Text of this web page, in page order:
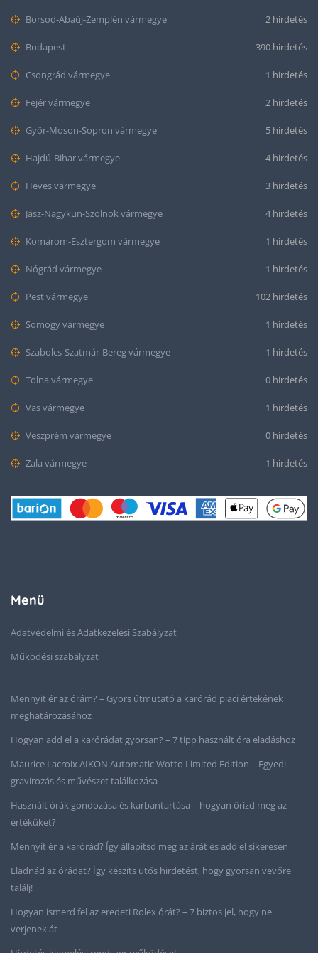
Borsod-Abaúj-Zemplén vármegye 2 hirdetés
Budapest 390 hirdetés
Csongrád vármegye 1 hirdetés
Fejér vármegye 2 hirdetés
Győr-Moson-Sopron vármegye 5 hirdetés
Hajdú-Bihar vármegye 4 hirdetés
Heves vármegye 3 hirdetés
Jász-Nagykun-Szolnok vármegye 4 hirdetés
Komárom-Esztergom vármegye 1 hirdetés
Nógrád vármegye 1 hirdetés
Pest vármegye 102 hirdetés
Somogy vármegye 1 hirdetés
Szabolcs-Szatmár-Bereg vármegye 1 hirdetés
Tolna vármegye 0 hirdetés
Vas vármegye 1 hirdetés
Veszprém vármegye 0 hirdetés
Zala vármegye 1 hirdetés
Menü
Adatvédelmi és Adatkezelési Szabályzat
Működési szabályzat
Mennyit ér az órám? – Gyors útmutató a karórád piaci értékének
meghatározásához
Hogyan add el a karórádat gyorsan? – 7 tipp használt óra eladáshoz
Maurice Lacroix AIKON Automatic Wotto Limited Edition – Egyedi
gravírozás és művészet találkozása
Használt órák gondozása és karbantartása – hogyan őrizd meg az
értéküket?
Mennyit ér a karórád? Így állapítsd meg az árát és add el sikeresen
Eladnád az órádat? Így készíts ütős hirdetést, hogy gyorsan vevőre
találj!
Hogyan ismerd fel az eredeti Rolex órát? – 7 biztos jel, hogy ne
verjenek át